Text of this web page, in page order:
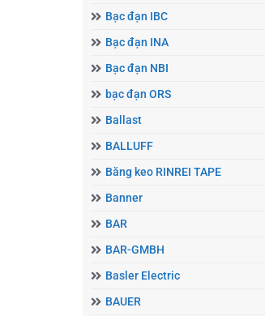
Bạc đạn IBC
Bạc đạn INA
Bạc đạn NBI
bạc đạn ORS
Ballast
BALLUFF
Băng keo RINREI TAPE
Banner
BAR
BAR-GMBH
Basler Electric
BAUER